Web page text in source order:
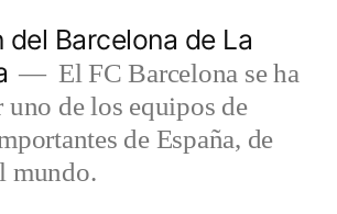
del Barcelona de La
El FC Barcelona se ha
uno de los equipos de
de España, de
mundo.